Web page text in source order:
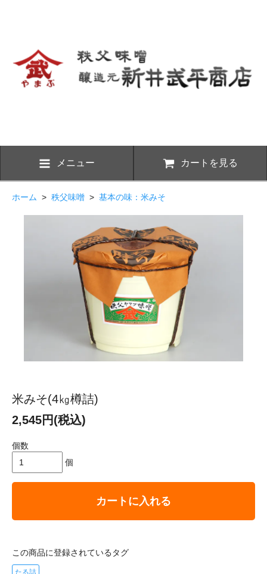
メニュー カートを見る
ホーム > 秩父味噌 > 基本の味：米みそ
米みそ(4㎏樽詰)
2,545円(税込)
個数
個
カートに入れる
この商品に登録されているタグ
たる詰